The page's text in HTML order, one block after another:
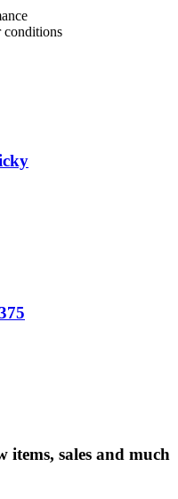
conditions
items, sales and much